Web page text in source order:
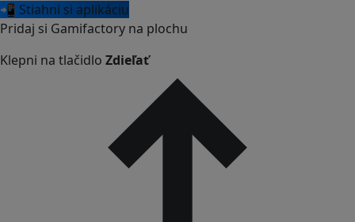
📲 Stiahni si aplikáciu
Pridaj si Gamifactory na plochu
Klepni na tlačidlo Zdieľať